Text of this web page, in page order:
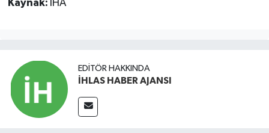
Kaynak: İHA
EDITÖR HAKKINDA
İHLAS HABER AJANSI